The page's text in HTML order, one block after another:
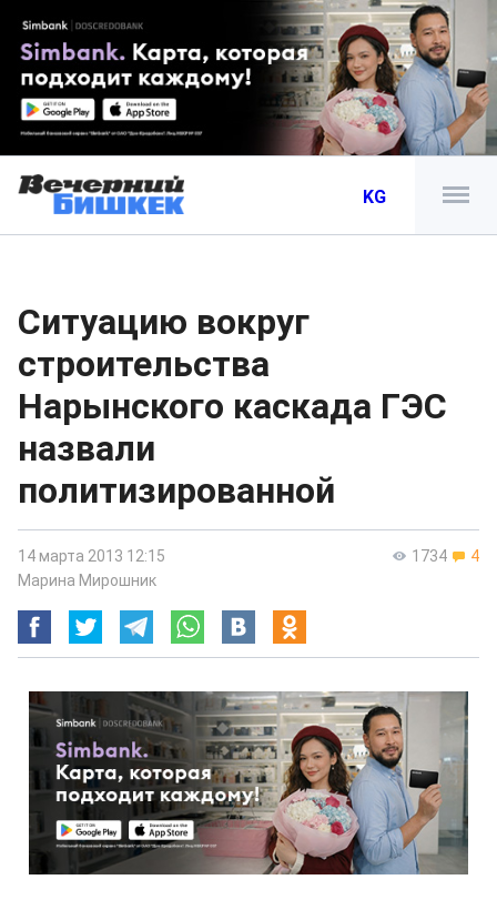
KG
Ситуацию вокруг
строительства
Нарынского каскада ГЭС
назвали
политизированной
1734 4
14 марта 2013 12:15
Марина Мирошник